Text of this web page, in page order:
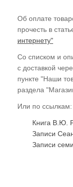
Об оплате
прочесть в
интернету"
Со списком и
с доставкой
пункте "Наши
раздела
Или по ссылкам:
Книга В.Ю.
Записи
Записи